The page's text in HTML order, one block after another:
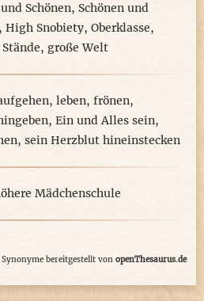
Schönen, Schönen und
, High Snobiety, Oberklasse,
, große Welt
, leben, frönen,
, Ein und Alles sein,
, sein Herzblut hineinstecken
Mädchenschule
Synonyme bereitgestellt von openThesaurus.de